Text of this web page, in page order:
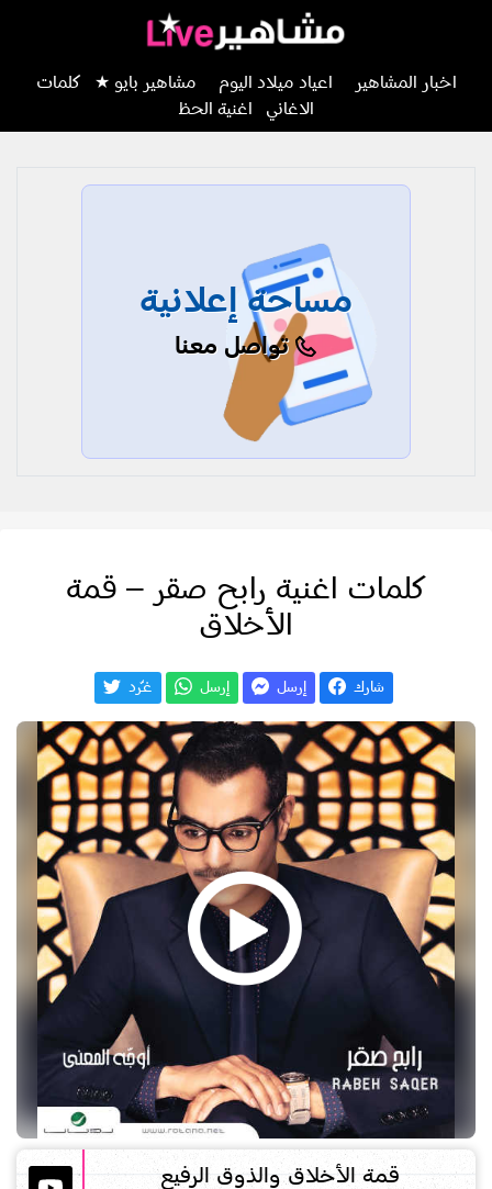
اخبار المشاهير اعياد ميلاد اليوم مشاهير بايو ★
كلمات
الاغاني
اغنية الحظ
مساحة إعلانية
تواصل معنا
كلمات اغنية رابح صقر – قمة
الأخلاق
شارك إرسل إرسل غـّرد
قمة الأخلاق والذوق الرفيع